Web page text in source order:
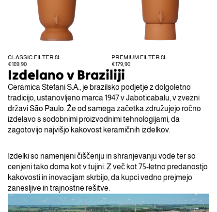
CLASSIC FILTER 8L
€189,90
PREMIUM FILTER 8L
€179,90
Izdelano v Braziliji
Ceramica Stefani S.A., je brazilsko podjetje z dolgoletno
tradicijo, ustanovljeno marca 1947 v Jaboticabalu, v zvezni
državi São Paulo. Že od samega začetka združujejo ročno
izdelavo s sodobnimi proizvodnimi tehnologijami, da
zagotovijo najvišjo kakovost keramičnih izdelkov.
Izdelki so namenjeni čiščenju in shranjevanju vode ter so
cenjeni tako doma kot v tujini. Z več kot 75-letno predanostjo
kakovosti in inovacijam skrbijo, da kupci vedno prejmejo
zanesljive in trajnostne rešitve.